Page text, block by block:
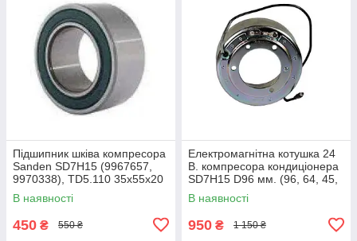
Підшипник шківа компресора
Sanden SD7H15 (9967657,
9970338), TD5.110 35х55х20
мм.
В наявності
450 ₴ 550 ₴
Електромагнітна котушка 24
В. компресора кондиціонера
SD7H15 D96 мм. (96, 64, 45,
32)
В наявності
950 ₴ 1 150 ₴